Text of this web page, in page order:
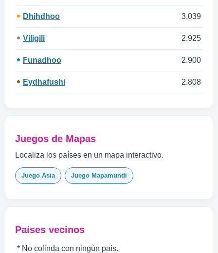
Dhihdhoo 3.039
Viligili 2.925
Funadhoo 2.900
Eydhafushi 2.808
Juegos de Mapas
Localiza los países en un mapa interactivo.
Juego Asia Juego Mapamundi
Países vecinos
* No colinda con ningún país.